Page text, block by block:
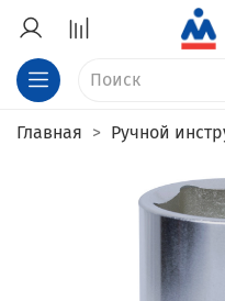
Главная Ручной